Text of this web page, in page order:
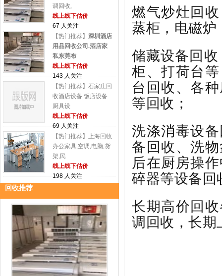
调回收,
线上线下估价
67 人关注
【热门推荐】 深圳酒店
用品回收公司.酒店家
私东莞布
线上线下估价
143 人关注
【热门推荐】石家庄回
收酒店设备 饭店设备
厨具设
线上线下估价
69 人关注
【热门推荐】上海回收
办公家具,空调,电脑,货
架,民
线上线下估价
198 人关注
回收推荐
燃气炒灶回
蒸柜，电磁
储藏设备回
柜、打荷台
台回收、各
等回收；
洗涤消毒设
备回收、洗
后在厨房操
碎器等设备回
长期高价回
调回收，长